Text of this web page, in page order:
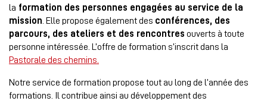
la formation des personnes engagées au service de la
mission . Elle propose également des conférences, des
parcours, des ateliers et des rencontres ouverts à toute
personne intéressée. L’offre de formation s’inscrit dans la
Pastorale des chemins.
Notre service de formation propose tout au long de l’année des
formations. Il contribue ainsi au développement des